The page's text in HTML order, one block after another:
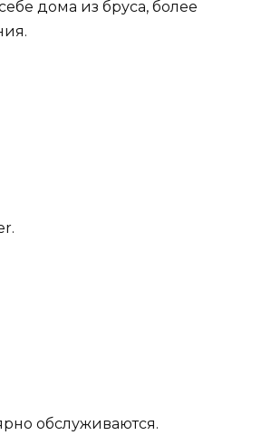
дома из бруса, более
обслуживаются.